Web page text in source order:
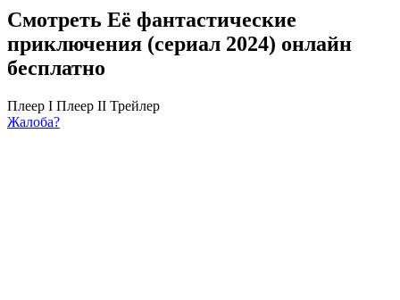
Смотреть Её фантастические
приключения (сериал 2024) онлайн
бесплатно
Плеер I Плеер II Трейлер
Жалоба?